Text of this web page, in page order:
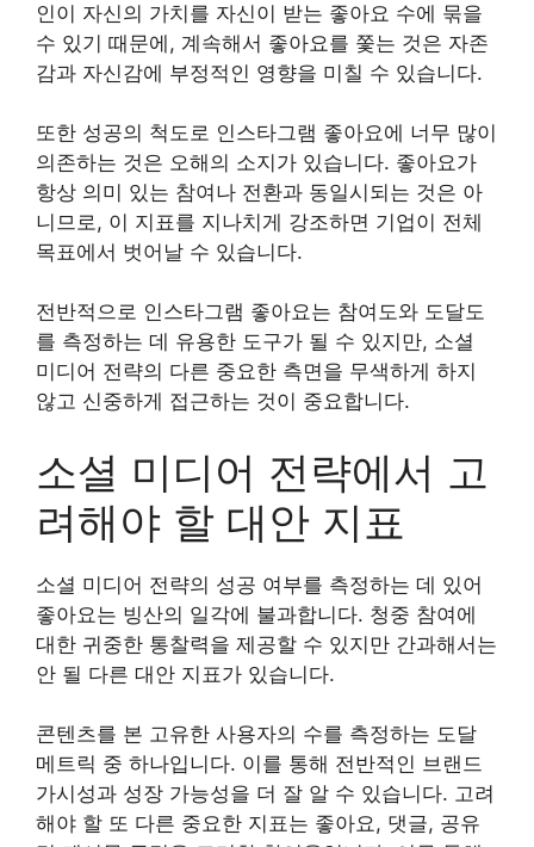
인이 자신의 가치를 자신이 받는 좋아요 수에 묶을
수 있기 때문에, 계속해서 좋아요를 쫓는 것은 자존
감과 자신감에 부정적인 영향을 미칠 수 있습니다.
또한 성공의 척도로 인스타그램 좋아요에 너무 많이
의존하는 것은 오해의 소지가 있습니다. 좋아요가
항상 의미 있는 참여나 전환과 동일시되는 것은 아
니므로, 이 지표를 지나치게 강조하면 기업이 전체
목표에서 벗어날 수 있습니다.
전반적으로 인스타그램 좋아요는 참여도와 도달도
를 측정하는 데 유용한 도구가 될 수 있지만, 소셜
미디어 전략의 다른 중요한 측면을 무색하게 하지
않고 신중하게 접근하는 것이 중요합니다.
소셜 미디어 전략에서 고
려해야 할 대안 지표
소셜 미디어 전략의 성공 여부를 측정하는 데 있어
좋아요는 빙산의 일각에 불과합니다. 청중 참여에
대한 귀중한 통찰력을 제공할 수 있지만 간과해서는
안 될 다른 대안 지표가 있습니다.
콘텐츠를 본 고유한 사용자의 수를 측정하는 도달
메트릭 중 하나입니다. 이를 통해 전반적인 브랜드
가시성과 성장 가능성을 더 잘 알 수 있습니다. 고려
해야 할 또 다른 중요한 지표는 좋아요, 댓글, 공유